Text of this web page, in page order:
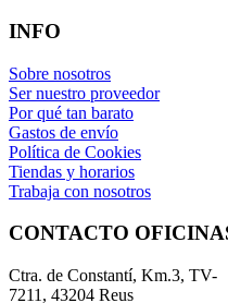
INFO
Sobre nosotros
Ser nuestro proveedor
Por qué tan barato
Gastos de envío
Política de Cookies
Tiendas y horarios
Trabaja con nosotros
CONTACTO
Ctra. de Constantí, Km.3, TV-
7211, 43204 Reus